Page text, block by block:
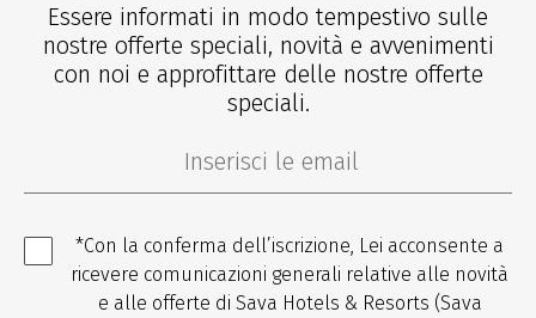
Essere informati in modo tempestivo sulle
nostre offerte speciali, novità e avvenimenti
con noi e approfittare delle nostre offerte
speciali.
*Con la conferma dell’iscrizione, Lei acconsente a
ricevere comunicazioni generali relative alle novità
e alle offerte di Sava Hotels & Resorts (Sava